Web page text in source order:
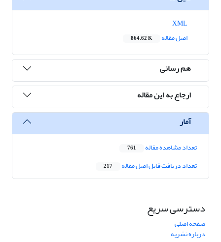
اصل مقاله
864.62 K
هم رسانی
ارجاع به این مقاله
آمار
تعداد مشاهده مقاله 761
تعداد دریافت فایل اصل مقاله 217
دسترسی سریع
صفحه اصلی
درباره نشریه